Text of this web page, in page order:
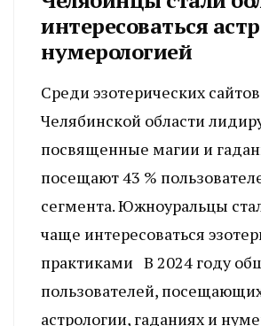
интересоваться
нумерологией
Среди эзотерических
Челябинской области
посвященные магии и
посещают 43 %
сегмента. Южноуральцы
чаще интересоваться
практиками В 2024 году
пользователей,
астрологии, гаданиях и